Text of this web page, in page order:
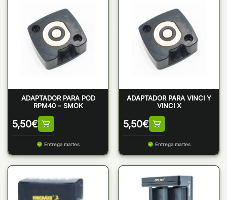
ADAPTADOR PARA POD
RPM40 – SMOK
5,50€
Entrega martes
ADAPTADOR PARA VINCI Y
VINCI X
5,50€
Entrega martes